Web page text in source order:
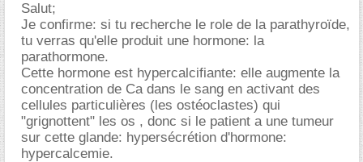
Salut;
Je confirme: si tu recherche le role de la parathyroïde,
tu verras qu'elle produit une hormone: la
parathormone.
Cette hormone est hypercalcifiante: elle augmente la
concentration de Ca dans le sang en activant des
cellules particulières (les ostéoclastes) qui
"grignottent" les os , donc si le patient a une tumeur
sur cette glande: hypersécrétion d'hormone:
hypercalcemie.